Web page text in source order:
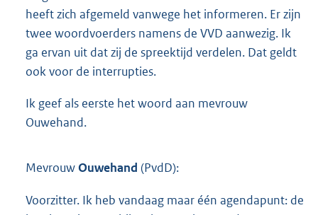
heeft zich afgemeld vanwege het informeren. Er zijn
twee woordvoerders namens de VVD aanwezig. Ik
ga ervan uit dat zij de spreektijd verdelen. Dat geldt
ook voor de interrupties.
Ik geef als eerste het woord aan mevrouw
Ouwehand.
MevrouwOuwehand (PvdD):
Voorzitter. Ik heb vandaag maar één agendapunt: de